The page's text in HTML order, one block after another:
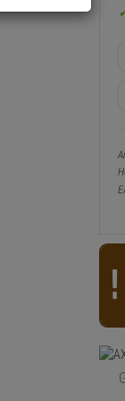
AXIS